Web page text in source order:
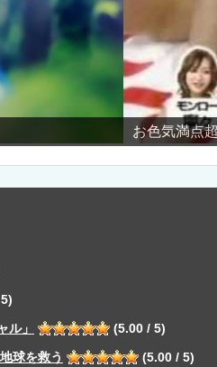
祭り」
ル」
(5.00 / 5)
球を救う
(5.00 / 5)